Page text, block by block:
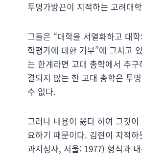
투명가방끈이 지적하는 고려대
그들은 “대학을 서열화하고 대
학평가에 대한 거부”에 그치고
는 한계라면 고대 총학에서 추
결되지 않는 한 고대 총학은 투
수 없다.
그러나 내용이 옳다 하여 그것
요하기 때문이다. 김현이 지적
과지성사, 서울: 1977) 형식과